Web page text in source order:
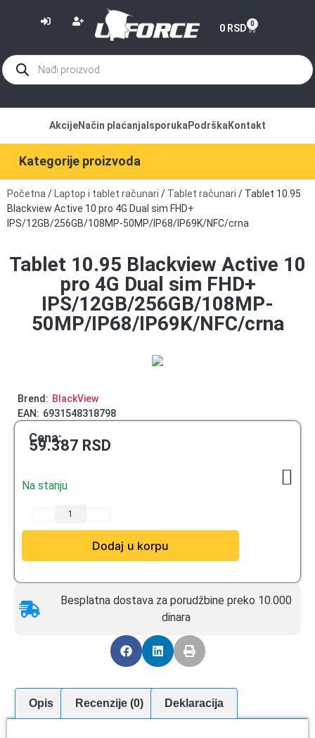
0 RSD 0
Kategorije proizvoda
AkcijeNačin plaćanja Isporuka Podrška Kontakt
Početna / Laptop i tablet računari / Tablet računari / Tablet 10.95
Blackview Active 10 pro 4G Dual sim FHD+
IPS/12GB/256GB/108MP-50MP/IP68/IP69K/NFC/crna
Tablet 10.95 Blackview Active 10
pro 4G Dual sim FHD+
IPS/12GB/256GB/108MP-
50MP/IP68/IP69K/NFC/crna
Brend: BlackView
EAN: 6931548318798
Cena:
59.387 RSD
Na stanju
Dodaj u korpu
Besplatna dostava za porudžbine preko 10.000
dinara
Opis Recenzije (0) Deklaracija